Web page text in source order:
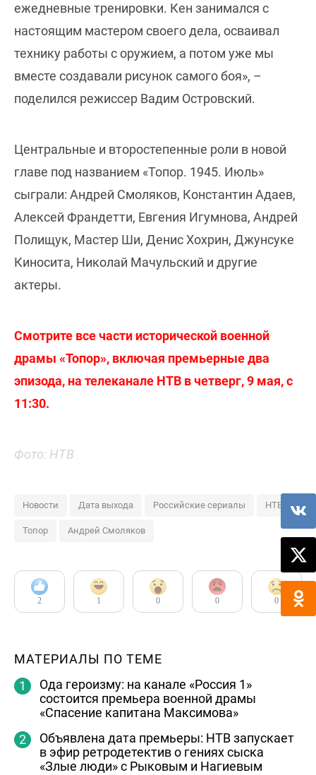
ежедневные тренировки. Кен занимался с
настоящим мастером своего дела, осваивал
технику работы с оружием, а потом уже мы
вместе создавали рисунок самого боя», –
поделился режиссер Вадим Островский.
Центральные и второстепенные роли в новой
главе под названием «Топор. 1945. Июль»
сыграли: Андрей Смоляков, Константин Адаев,
Алексей Франдетти, Евгения Игумнова, Андрей
Полищук, Мастер Ши, Денис Хохрин, Джунсуке
Киносита, Николай Мачульский и другие
актеры.
Смотрите все части исторической военной
драмы «Топор», включая премьерные два
эпизода, на телеканале НТВ в четверг, 9 мая, с
11:30.
Фото: НТВ
Новости Дата выхода Российские сериалы НТВ
Топор Андрей Смоляков
2 1 0 0 0
МАТЕРИАЛЫ ПО ТЕМЕ
Ода героизму: на канале «Россия 1»
состоится премьера военной драмы
«Спасение капитана Максимова»
Объявлена дата премьеры: НТВ запускает
в эфир ретродетектив о гениях сыска
«Злые люди» с Рыковым и Нагиевым